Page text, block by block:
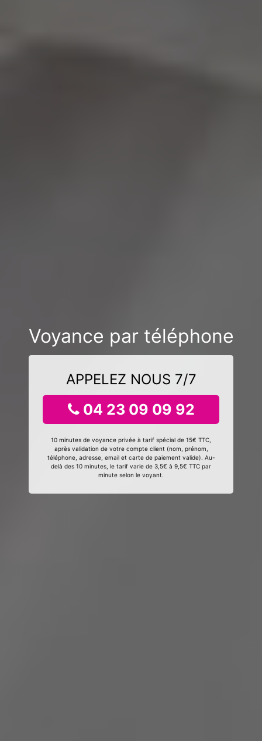
Voyance par téléphone
APPELEZ NOUS 7/7
04 23 09 09 92
10 minutes de voyance privée à tarif spécial de 15€ TTC,
après validation de votre compte client (nom, prénom,
téléphone, adresse, email et carte de paiement valide). Au-
delà des 10 minutes, le tarif varie de 3,5€ à 9,5€ TTC par
minute selon le voyant.